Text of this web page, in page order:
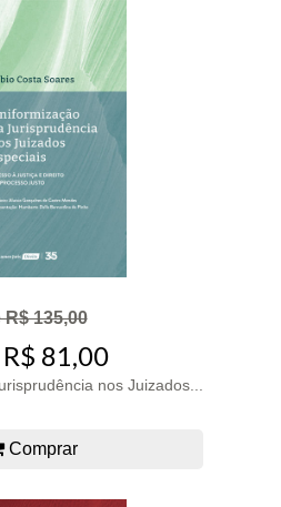
R$ 135,00
81,00
nos Juizados...
Comprar